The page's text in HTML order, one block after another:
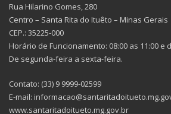
Rua Hilarino Gomes, 280
Centro – Santa Rita do Ituêto – Minas Gerais
CEP.: 35225-000
Horário de Funcionamento: 08:00 as 11:00 e
De segunda-feira a sexta-feira.
Contato: (33) 9 9999-02599
E-mail:
www.santaritadoitueto.mg.gov.br